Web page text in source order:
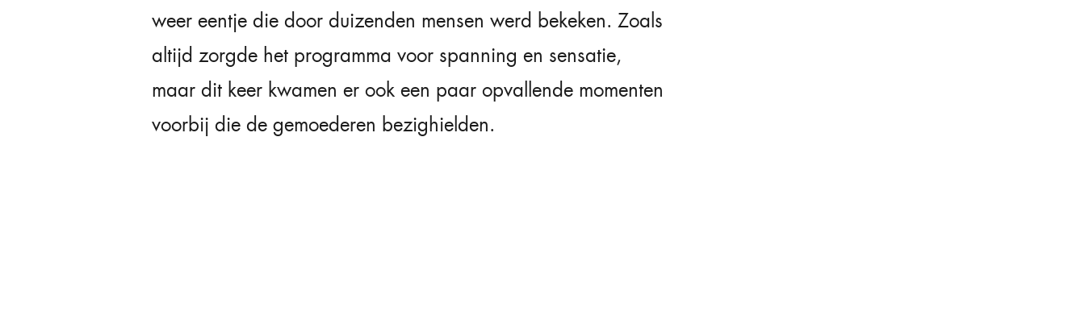
weer eentje die door duizenden mensen werd bekeken. Zoals
altijd zorgde het programma voor spanning en sensatie,
maar dit keer kwamen er ook een paar opvallende momenten
voorbij die de gemoederen bezighielden.